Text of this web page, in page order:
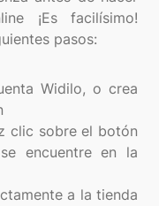
¡Es facilísimo!
pasos:
Widilo, o crea
clic sobre el botón
encuentre en la
a la tienda